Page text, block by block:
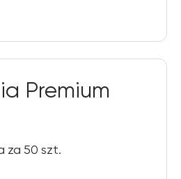
Premium
za 50 szt.